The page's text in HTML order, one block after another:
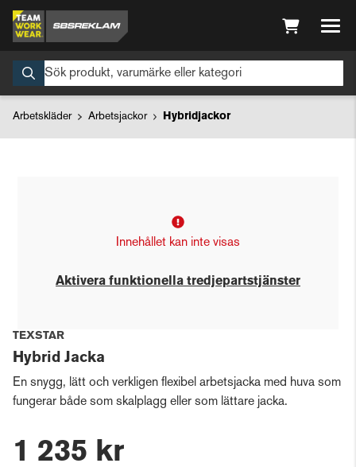
Arbetskläder Arbetsjackor Hybridjackor
Innehållet kan inte visas
Aktivera funktionella tredjepartstjänster
TEXSTAR
Hybrid Jacka
En snygg, lätt och verkligen flexibel arbetsjacka med huva som
fungerar både som skalplagg eller som lättare jacka.
1 235 kr